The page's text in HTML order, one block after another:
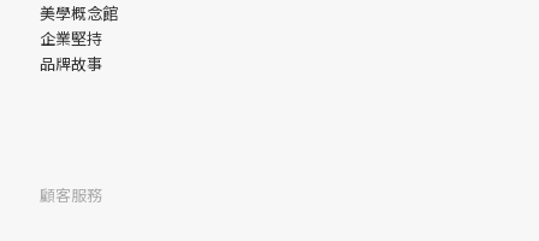
美學概念館
企業堅持
品牌故事
顧客服務